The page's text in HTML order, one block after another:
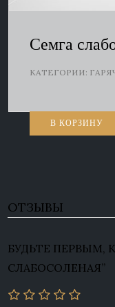
Семга
КАТЕГОРИИ:
В КОРЗИНУ
ОТЗЫВЫ
БУДЬТЕ ПЕРВЫМ,
СЛАБОСОЛЕНАЯ”